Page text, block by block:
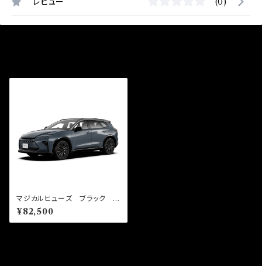
マジカルヒューズ ブラック ス
タートキット クラウンエステー
トPHEV AZSH39W MFT
B704 50個
¥82,500